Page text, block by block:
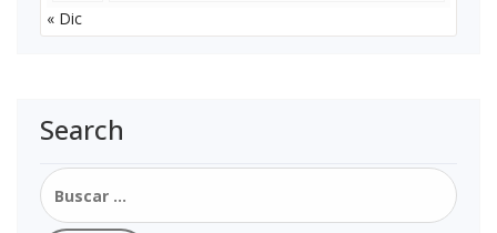
« Dic
Search
Buscar: